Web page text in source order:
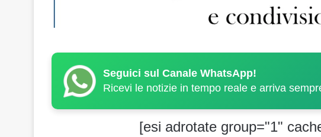
Seguici sul Canale WhatsApp!
Ricevi le notizie in tempo reale e arriva
[esi adrotate group="1"